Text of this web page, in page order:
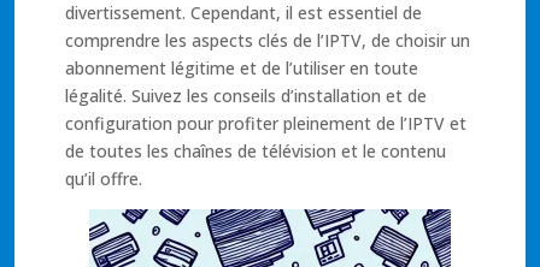
divertissement. Cependant, il est essentiel de
comprendre les aspects clés de l’IPTV, de choisir un
abonnement légitime et de l’utiliser en toute
légalité. Suivez les conseils d’installation et de
configuration pour profiter pleinement de l’IPTV et
de toutes les chaînes de télévision et le contenu
qu’il offre.